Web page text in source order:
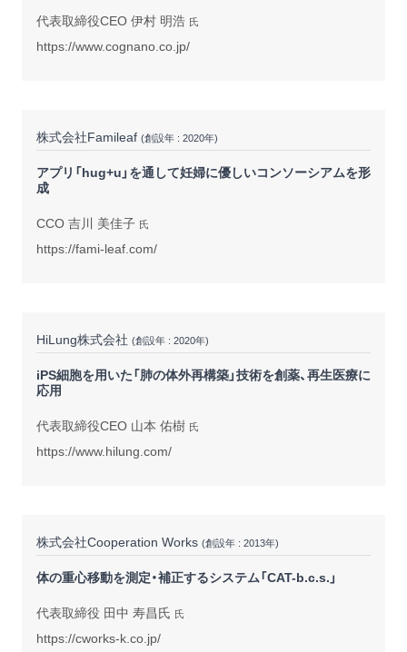
代表取締役CEO 伊村 明浩 氏
https://www.cognano.co.jp/
株式会社Famileaf (創設年 : 2020年)
アプリ「hug+u」を通して妊婦に優しいコンソーシアムを形
成
CCO 吉川 美佳子 氏
https://fami-leaf.com/
HiLung株式会社 (創設年 : 2020年)
iPS細胞を用いた「肺の体外再構築」技術を創薬、再生医療に
応用
代表取締役CEO 山本 佑樹 氏
https://www.hilung.com/
株式会社Cooperation Works (創設年 : 2013年)
体の重心移動を測定・補正するシステム「CAT-b.c.s.」
代表取締役 田中 寿昌氏 氏
https://cworks-k.co.jp/